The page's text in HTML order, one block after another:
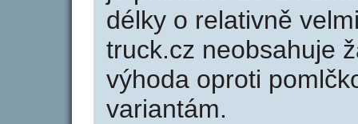
délky o relativně
truck.cz neobsahuje
výhoda oproti
variantám.